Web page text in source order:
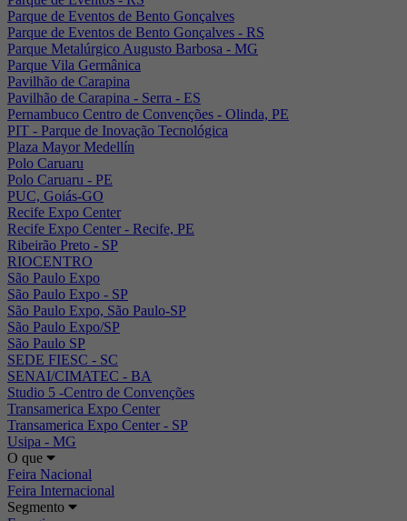
Parque de Eventos de Bento Gonçalves
Parque de Eventos de Bento Gonçalves - RS
Parque Metalúrgico Augusto Barbosa - MG
Parque Vila Germânica
Pavilhão de Carapina
Pavilhão de Carapina - Serra - ES
Pernambuco Centro de Convenções - Olinda, PE
PIT - Parque de Inovação Tecnológica
Plaza Mayor Medellín
Polo Caruaru
Polo Caruaru - PE
PUC, Goiás-GO
Recife Expo Center
Recife Expo Center - Recife, PE
Ribeirão Preto - SP
RIOCENTRO
São Paulo Expo
São Paulo Expo - SP
São Paulo Expo, São Paulo-SP
São Paulo Expo/SP
São Paulo SP
SEDE FIESC - SC
SENAI/CIMATEC - BA
Studio 5 -Centro de Convenções
Transamerica Expo Center
Transamerica Expo Center - SP
Usipa - MG
O que
Feira Nacional
Feira Internacional
Segmento